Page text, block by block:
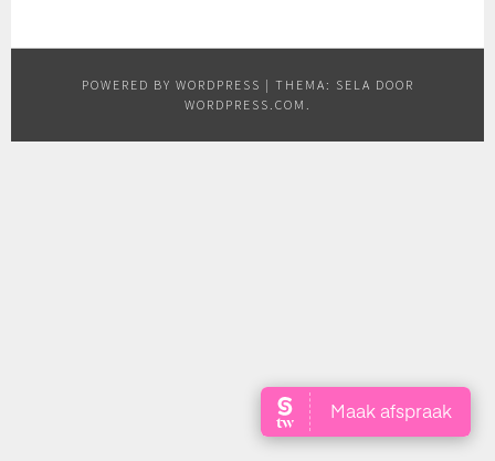
POWERED BY WORDPRESS | THEMA: SELA DOOR
WORDPRESS.COM .